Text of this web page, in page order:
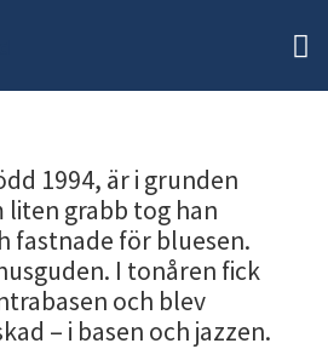
1994, är i grunden
liten grabb tog han
fastnade för bluesen.
I tonåren fick
och blev
– i basen och jazzen.